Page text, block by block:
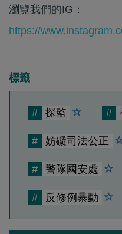
瀏覽我們的IG：
https://
標籤
# 探監 #
# 妨礙司法公正
# 警隊國安處
# 反修例暴動